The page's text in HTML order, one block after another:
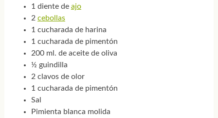
1 diente de ajo
2 cebollas
1 cucharada de harina
1 cucharada de pimentón
200 ml. de aceite de oliva
½ guindilla
2 clavos de olor
1 cucharada de pimentón
Sal
Pimienta blanca molida